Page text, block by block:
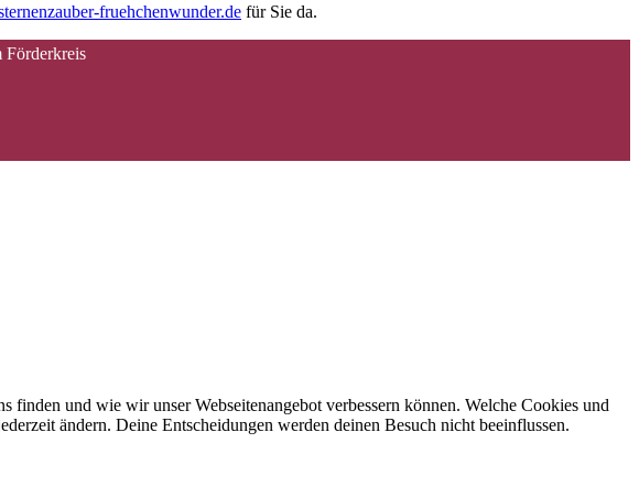
fruehchenwunder.de für Sie da.
Förderkreis
und wie wir unser Webseitenangebot verbessern können. Welche Cookies und
ändern. Deine Entscheidungen werden deinen Besuch nicht beeinflussen.